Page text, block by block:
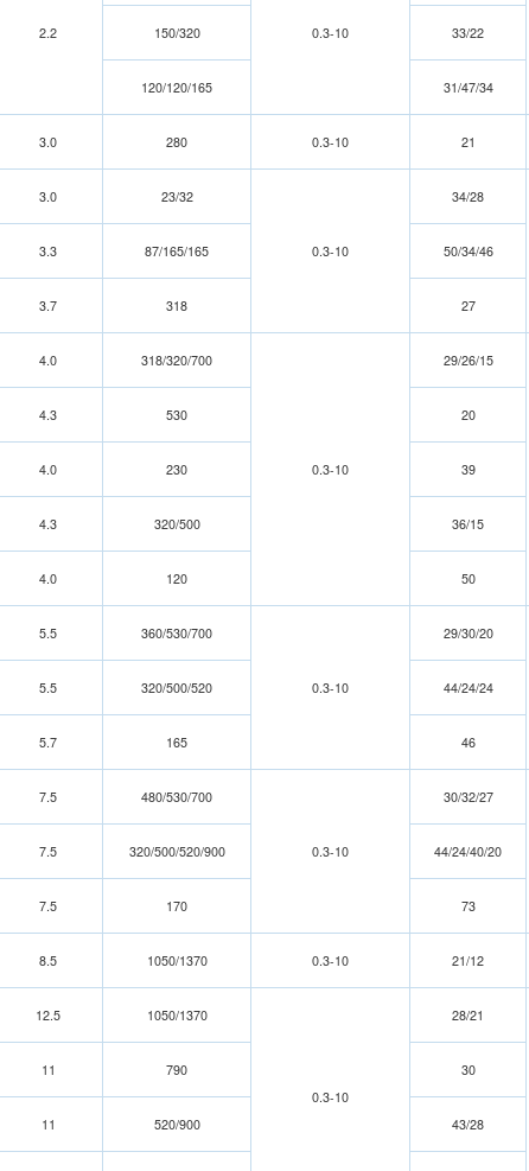
2.2 0.3-10
150/320 33/22
120/120/165 31/47/34
3.0 280 0.3-10 21
3.0 23/32
0.3-10
34/28
3.3 87/165/165 50/34/46
3.7 318 27
4.0 318/320/700
0.3-10
29/26/15
4.3 530 20
4.0 230 39
4.3 320/500 36/15
4.0 120 50
5.5 360/530/700
0.3-10
29/30/20
5.5 320/500/520 44/24/24
5.7 165 46
7.5 480/530/700
0.3-10
30/32/27
7.5 320/500/520/900 44/24/40/20
7.5 170 73
8.5 1050/1370 0.3-10 21/12
12.5 1050/1370
0.3-10
28/21
11 790 30
11 520/900 43/28